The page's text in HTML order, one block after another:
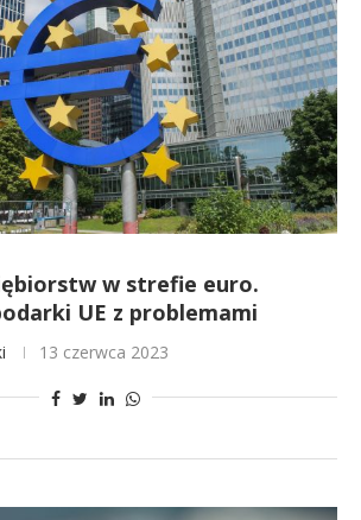
w strefie euro.
UE z problemami
13 czerwca 2023